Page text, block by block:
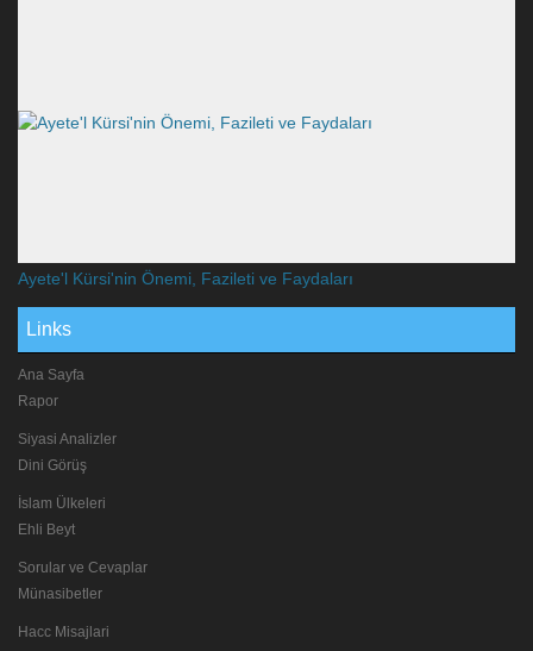
Ayete'l Kürsi'nin Önemi, Fazileti ve Faydaları
Links
Ana Sayfa
Rapor
Siyasi Analizler
Dini Görüş
İslam Ülkeleri
Ehli Beyt
Sorular ve Cevaplar
Münasibetler
Hacc Misajlari